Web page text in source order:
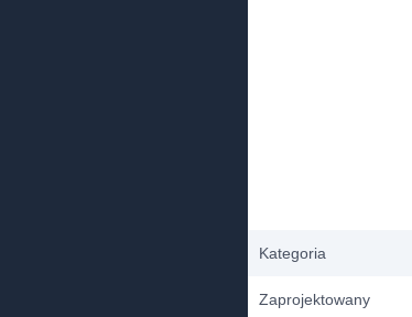
Kategoria
Zaprojektowany